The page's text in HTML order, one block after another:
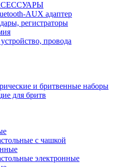
AUX адаптер
регистраторы
провода
и бритвенные наборы
для бритв
с чашкой
электронные